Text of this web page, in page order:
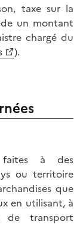
taxe sur la
un montant
chargé du
).
faites à des
ou territoire
que
en utilisant, à
de transport